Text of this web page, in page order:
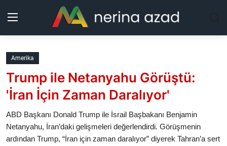
Kurdistan
Bölgeler
Güncel
Amerika
Trump ile Netanyahu Görüştü:
'İran İçin Zaman Daralıyor'
ABD Başkanı Donald Trump ile İsrail Başbakanı Benjamin
Netanyahu, İran’daki gelişmeleri değerlendirdi. Görüşmenin
ardından Trump, “İran için zaman daralıyor” diyerek Tahran’a sert